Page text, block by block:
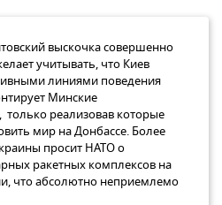
выскочка совершенно
учитывать, что Киев
линиями поведения
Минские
только реализовав которые
мир на Донбассе. Более
просит НАТО о
ракетных комплексов на
что абсолютно неприемлемо